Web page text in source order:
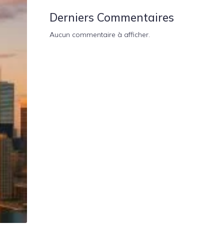
Derniers Commentaires
Aucun commentaire à afficher.